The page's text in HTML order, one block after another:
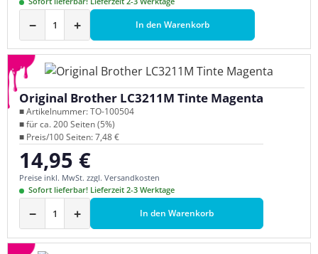
− + In den Warenkorb
Original Brother LC3211M Tinte Magenta
■ Artikelnummer: TO-100504
■ für ca. 200 Seiten (5%)
■ Preis/100 Seiten: 7,48 €
Regulärer Preis:
14,95 €
Preise inkl. MwSt. zzgl. Versandkosten
Sofort lieferbar! Lieferzeit 2-3 Werktage
− + In den Warenkorb